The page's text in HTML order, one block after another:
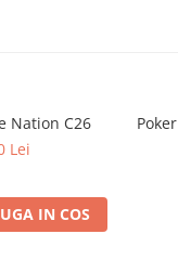
Nation C26
Lei
IN COS